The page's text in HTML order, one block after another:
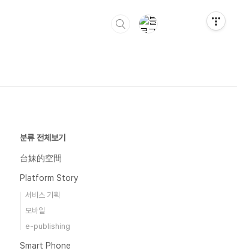
분류 전체보기
台妹的空間
Platform Story
서비스 기획
모바일
e-publishing
Smart Phone